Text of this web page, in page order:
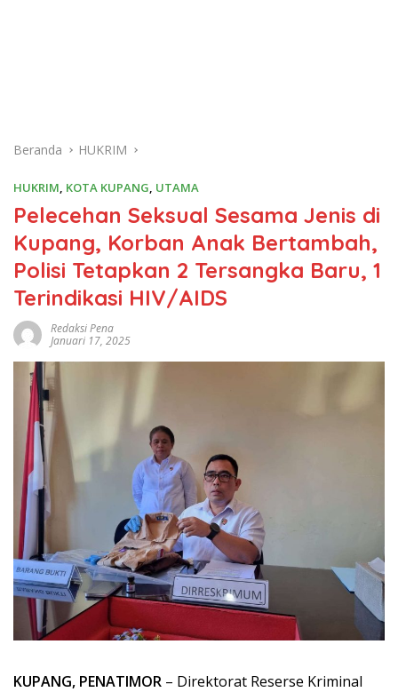
Beranda HUKRIM
HUKRIM, KOTA KUPANG, UTAMA
Pelecehan Seksual Sesama Jenis di
Kupang, Korban Anak Bertambah,
Polisi Tetapkan 2 Tersangka Baru, 1
Terindikasi HIV/AIDS
Redaksi Pena
Januari 17, 2025
KUPANG, PENATIMOR – Direktorat Reserse Kriminal